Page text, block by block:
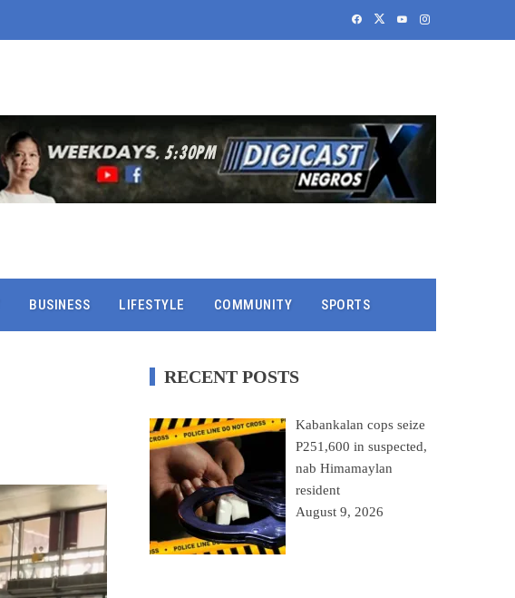
BUSINESS LIFESTYLE COMMUNITY SPORTS
RECENT POSTS
Kabankalan cops seize
P251,600 in suspected,
nab Himamaylan
resident
August 9, 2026